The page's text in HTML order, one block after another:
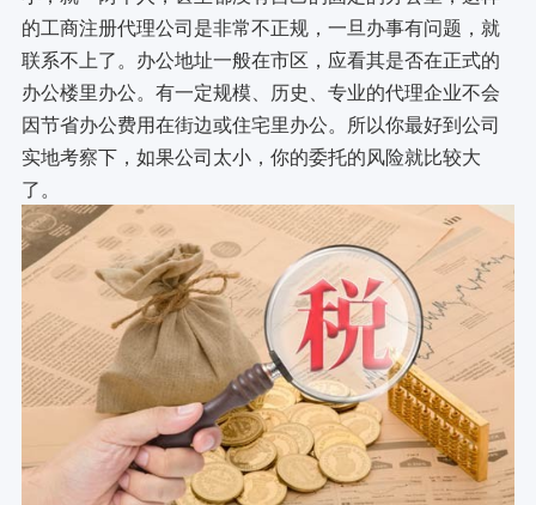
的工商注册代理公司是非常不正规，一旦办事有问题，就
联系不上了。办公地址一般在市区，应看其是否在正式的
办公楼里办公。有一定规模、历史、专业的代理企业不会
因节省办公费用在街边或住宅里办公。所以你最好到公司
实地考察下，如果公司太小，你的委托的风险就比较大
了。